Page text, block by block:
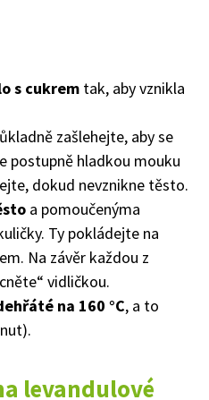
s cukrem tak, aby vznikla
zašlehejte, aby se
postupně hladkou mouku
dokud nevznikne těsto.
a pomoučenýma
Ty pokládejte na
Na závěr každou z
vidličkou.
na 160 °C, a to
levandulové